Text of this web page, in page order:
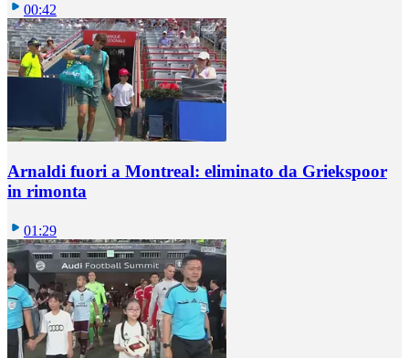
00:42
Arnaldi fuori a Montreal: eliminato da Griekspoor
in rimonta
01:29